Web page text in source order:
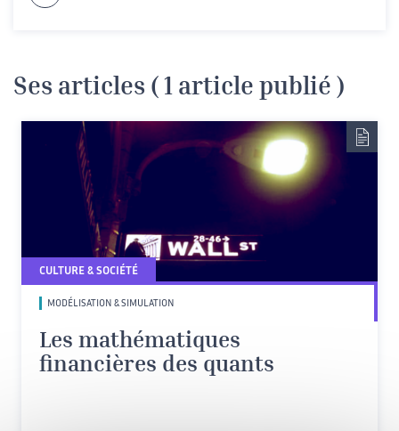
Ses articles ( 1 article publié )
CULTURE & SOCIÉTÉ
MODÉLISATION & SIMULATION
Les mathématiques
financières des quants